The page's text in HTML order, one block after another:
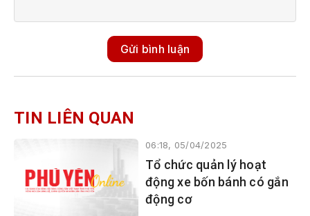
Gửi bình luận
TIN LIÊN QUAN
06:18, 05/04/2025
Tổ chức quản lý hoạt
động xe bốn bánh có gắn
động cơ